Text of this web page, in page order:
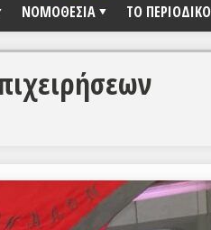
ΝΟΜΟΘΕΣΙΑ ΤΟ ΠΕΡΙΟΔΙΚΟ